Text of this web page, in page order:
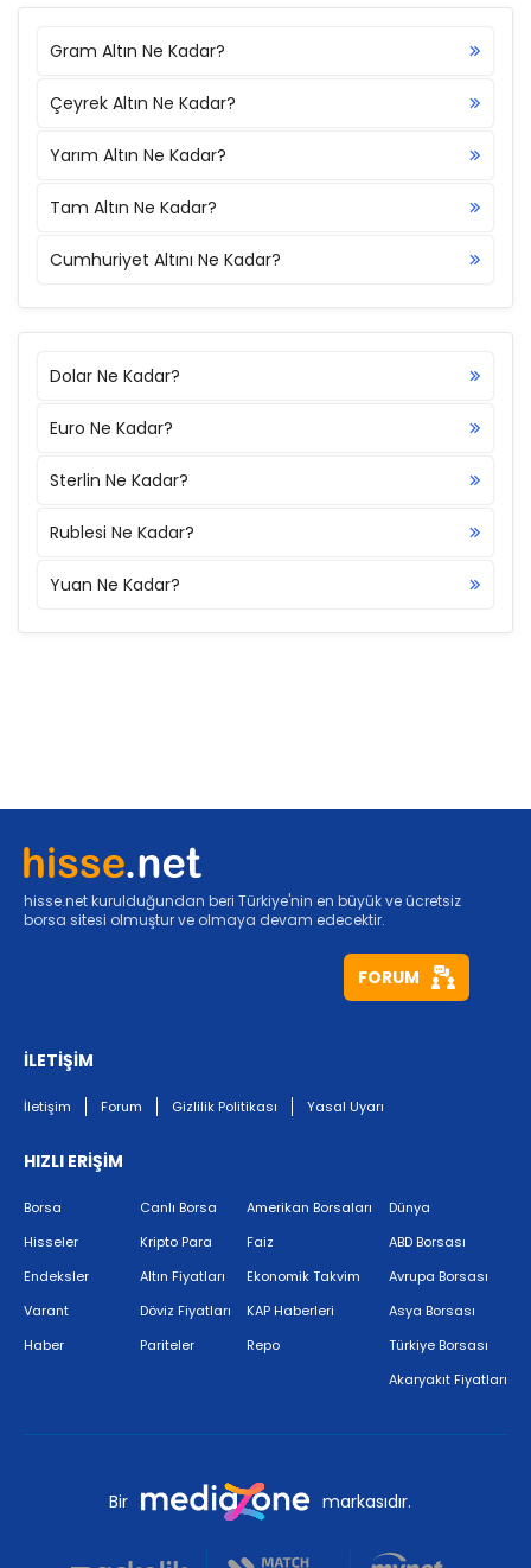
Gram Altın Ne Kadar?
Çeyrek Altın Ne Kadar?
Yarım Altın Ne Kadar?
Tam Altın Ne Kadar?
Cumhuriyet Altını Ne Kadar?
Dolar Ne Kadar?
Euro Ne Kadar?
Sterlin Ne Kadar?
Rublesi Ne Kadar?
Yuan Ne Kadar?
hisse.net kurulduğundan beri Türkiye'nin en büyük ve ücretsiz
borsa sitesi olmuştur ve olmaya devam edecektir.
FORUM
İLETİŞİM
İletişim Forum Gizlilik Politikası Yasal Uyarı
HIZLI ERİŞİM
Borsa
Hisseler
Endeksler
Varant
Haber
Canlı Borsa
Kripto Para
Altın Fiyatları
Döviz Fiyatları
Pariteler
Amerikan Borsaları
Faiz
Ekonomik Takvim
KAP Haberleri
Repo
Dünya
ABD Borsası
Avrupa Borsası
Asya Borsası
Türkiye Borsası
Akaryakıt Fiyatları
Bir markasıdır.